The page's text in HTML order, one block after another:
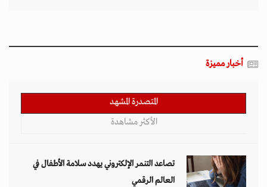
أخبار مميزة
المتصدرة المشهد
الأكثر مشاهدة
تصاعد التنمر الإلكتروني يهدد سلامة الأطفال في
العالم الرقمي